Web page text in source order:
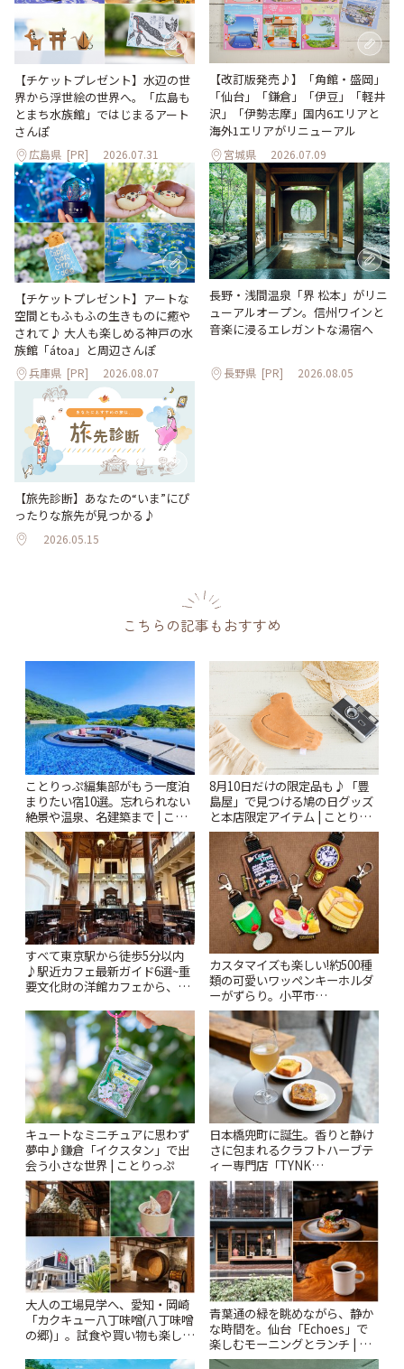
【チケットプレゼント】水辺の世
界から浮世絵の世界へ。「広島も
とまち水族館」ではじまるアート
さんぽ
広島県 [PR] 2026.07.31
【改訂版発売♪】「角館・盛岡」
「仙台」「鎌倉」「伊豆」「軽井
沢」「伊勢志摩」国内6エリアと
海外1エリアがリニューアル
宮城県 2026.07.09
【チケットプレゼント】アートな
空間ともふもふの生きものに癒や
されて♪ 大人も楽しめる神戸の水
族館「átoa」と周辺さんぽ
兵庫県 [PR] 2026.08.07
長野・浅間温泉「界 松本」がリニ
ューアルオープン。信州ワインと
音楽に浸るエレガントな湯宿へ
長野県 [PR] 2026.08.05
【旅先診断】あなたの“いま”にぴ
ったりな旅先が見つかる♪
2026.05.15
こちらの記事もおすすめ
ことりっぷ編集部がもう一度泊
まりたい宿10選。忘れられない
絶景や温泉、名建築まで | こと
りっぷ
8月10日だけの限定品も♪「豊
島屋」で見つける鳩の日グッズ
と本店限定アイテム | ことりっ
ぷ
すべて東京駅から徒歩5分以内
♪駅近カフェ最新ガイド6選~重
要文化財の洋館カフェから、改
りっぷ
カスタマイズも楽しい!約500種
類の可愛いワッペンキーホルダ
ーがずらり。小平市
「Kimamaya T&K」 | ことりっ
ぷ
キュートなミニチュアに思わず
夢中♪鎌倉「イクスタン」で出
会う小さな世界 | ことりっぷ
日本橋兜町に誕生。香りと静け
さに包まれるクラフトハーブテ
ィー専門店「TYNK
Kabutocho」 | ことりっぷ
大人の工場見学へ、愛知・岡崎
「カクキュー八丁味噌(八丁味噌
の郷)」。試食や買い物も楽しみ
青葉通の緑を眺めながら、静か
な時間を。仙台「Echoes」で
楽しむモーニングとランチ | こ
とりっぷ